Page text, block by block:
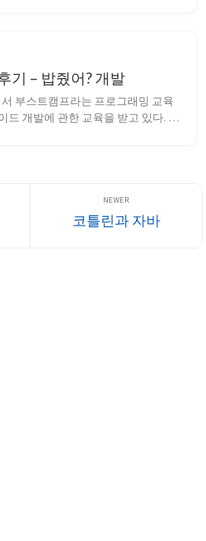
기 – 밥줬어? 개발
부스트캠프라는 프로그래밍 교육
드 개발에 관한 교육을 받고 있다. 추
코틀린과 자바